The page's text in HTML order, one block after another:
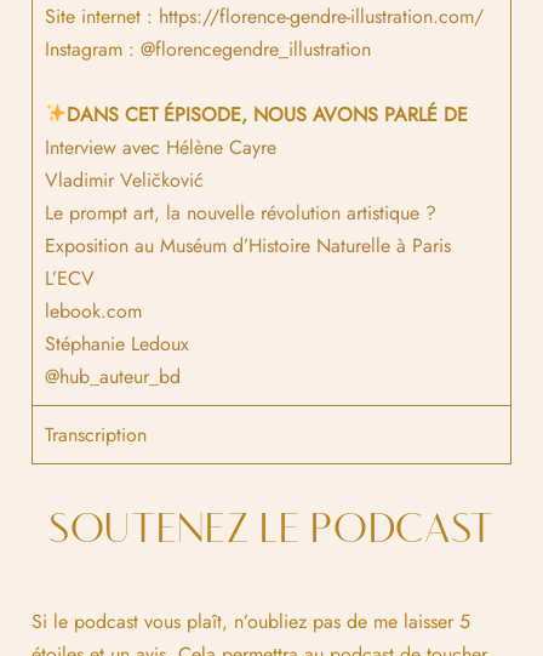
Site internet : https://florence-gendre-illustration.com/
Instagram : @florencegendre_illustration
DANS CET ÉPISODE, NOUS AVONS PARLÉ DE
Interview avec Hélène Cayre
Vladimir Veličković
Le prompt art, la nouvelle révolution artistique ?
Exposition au Muséum d’Histoire Naturelle à Paris
L’ECV
lebook.com
Stéphanie Ledoux
@hub_auteur_bd
Transcription
SOUTENEZ LE PODCAST
Si le podcast vous plaît, n’oubliez pas de me laisser 5